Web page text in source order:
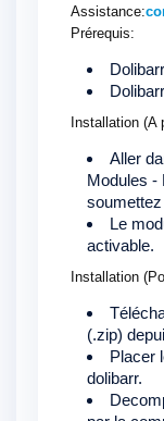
Assistance:
Prérequis:
Installation (A
Aller
Modules -
Le
activable.
Installation
(.zip)
Placer
dolibarr.